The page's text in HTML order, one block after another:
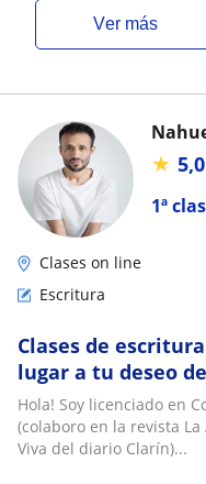
ver más
1ª
★ 5,0
Clases on line
Escritura
Clases de
lugar a tu deseo
Hola! Soy licenciado en
(colaboro en la revista
Viva del diario Clarín)...